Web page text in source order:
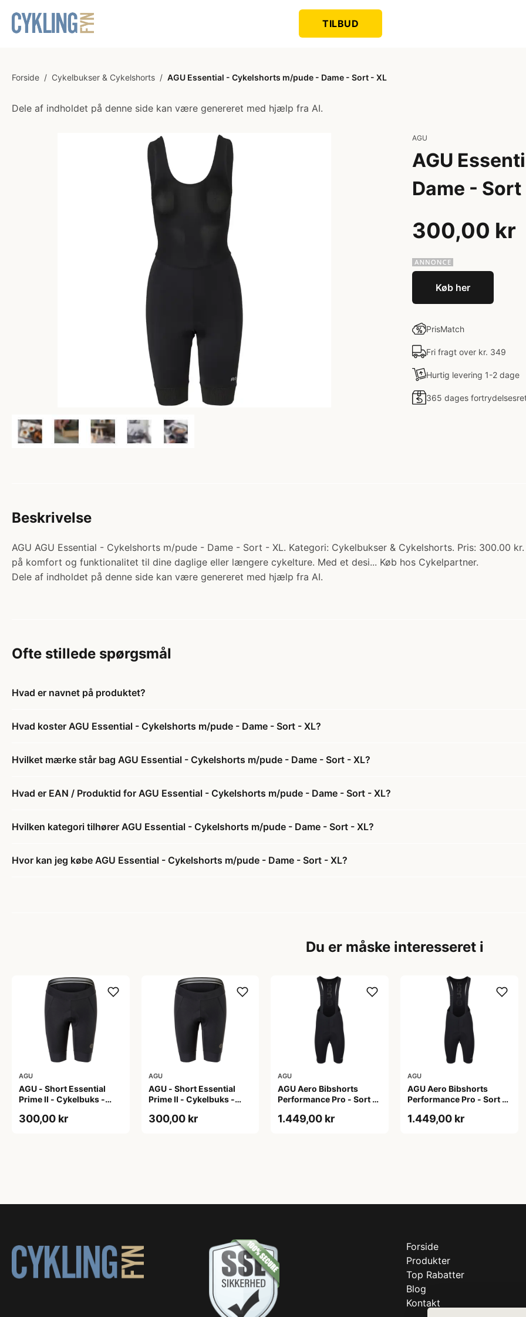
TILBUD
Forside / Cykelbukser & Cykelshorts / AGU Essential - Cykelshorts m/pude - Dame - Sort - XL
Dele af indholdet på denne side kan være genereret med hjælp fra AI.
AGU
AGU
Dame - Sort
300,00 kr
Køb her
PrisMatch
Fri fragt over kr. 349
Hurtig levering 1-2 dage
365 dages
Beskrivelse
AGU AGU Essential - Cykelshorts m/pude - Dame - Sort - XL. Kategori: Cykelbukser & Cykelshorts. Pris: 300.00
på komfort og funktionalitet til dine daglige eller længere cykelture. Med et desi... Køb hos Cykelpartner.
Dele af indholdet på denne side kan være genereret med hjælp fra AI.
Ofte stillede spørgsmål
Hvad er navnet på produktet?
Hvad koster AGU Essential - Cykelshorts m/pude - Dame - Sort - XL?
Hvilket mærke står bag AGU Essential - Cykelshorts m/pude - Dame - Sort - XL?
Hvad er EAN / Produktid for AGU Essential - Cykelshorts m/pude - Dame - Sort - XL?
Hvilken kategori tilhører AGU Essential - Cykelshorts m/pude - Dame - Sort - XL?
Hvor kan jeg købe AGU Essential - Cykelshorts m/pude - Dame - Sort - XL?
Du er måske interesseret i
AGU
AGU - Short Essential
Prime II - Cykelbuks -
300,00 kr
AGU
AGU - Short Essential
Prime II - Cykelbuks -
300,00 kr
AGU
AGU Aero Bibshorts
Performance Pro - Sort -
1.449,00 kr
AGU
AGU Aero Bibshorts
Performance Pro - Sort -
1.449,00 kr
Forside
Produkter
Top Rabatter
Blog
Kontakt